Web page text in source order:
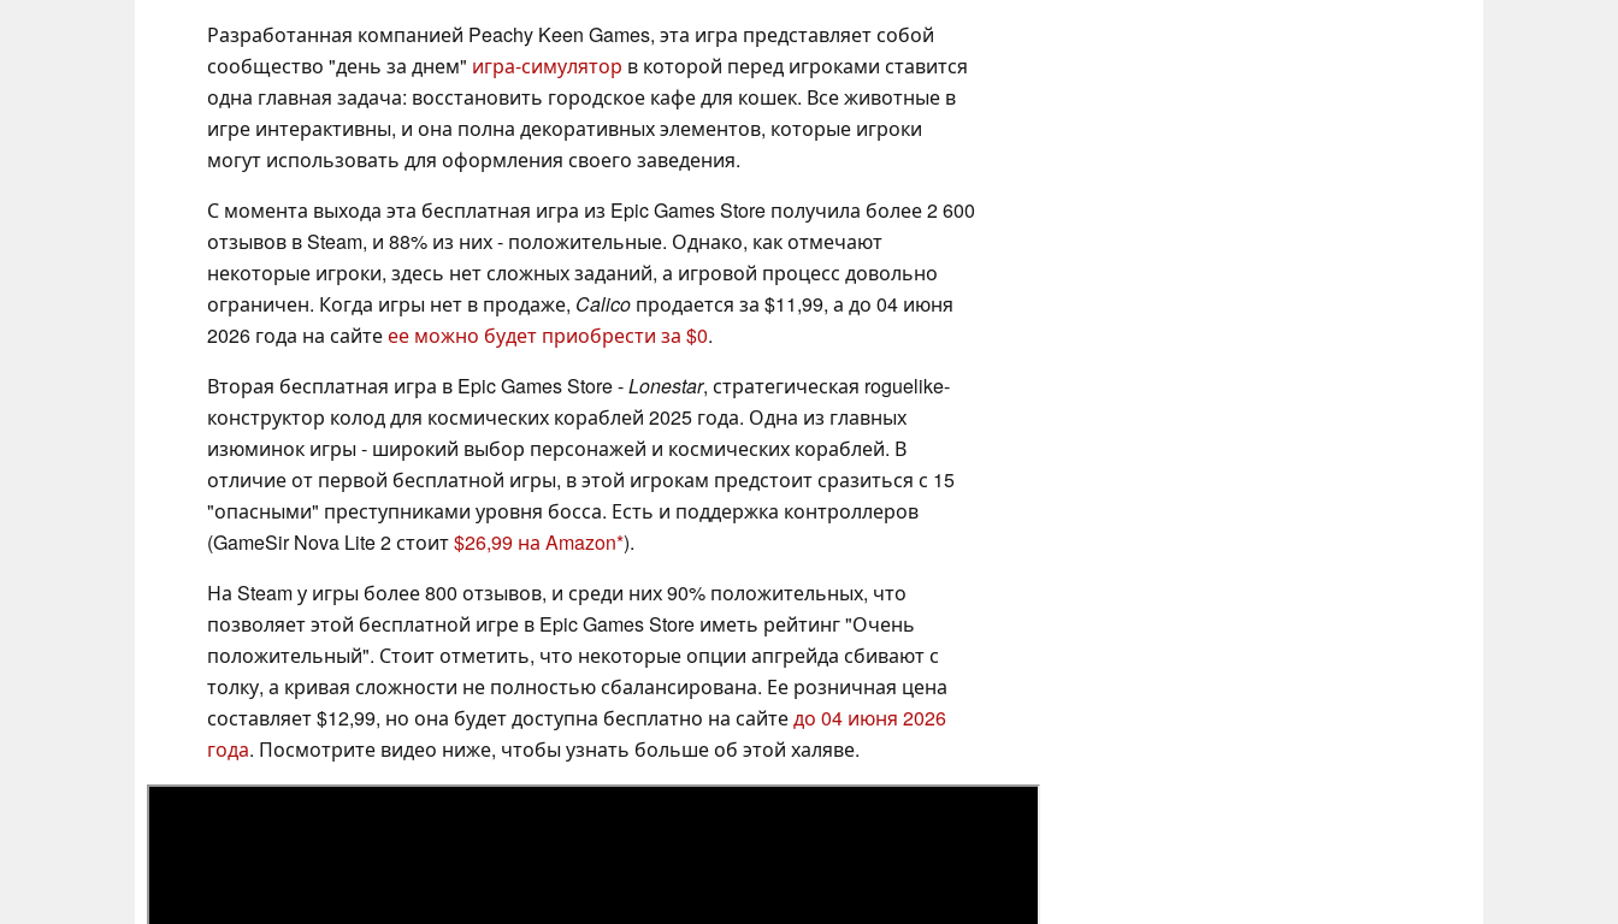
Разработанная компанией Peachy Keen Games, эта игра представляет собой
сообщество "день за днем" игра-симулятор в которой перед игроками ставится
одна главная задача: восстановить городское кафе для кошек. Все животные в
игре интерактивны, и она полна декоративных элементов, которые игроки
могут использовать для оформления своего заведения.
С момента выхода эта бесплатная игра из Epic Games Store получила более 2 600
отзывов в Steam, и 88% из них - положительные. Однако, как отмечают
некоторые игроки, здесь нет сложных заданий, а игровой процесс довольно
ограничен. Когда игры нет в продаже, Calico продается за $11,99, а до 04 июня
2026 года на сайтеее можно будет приобрести за $0.
Вторая бесплатная игра в Epic Games Store -Lonestar, стратегическая roguelike-
конструктор колод для космических кораблей 2025 года. Одна из главных
изюминок игры - широкий выбор персонажей и космических кораблей. В
отличие от первой бесплатной игры, в этой игрокам предстоит сразиться с 15
"опасными" преступниками уровня босса. Есть и поддержка контроллеров
(GameSir Nova Lite 2 стоит$26,99 на Amazon ).
На Steam у игры более 800 отзывов, и среди них 90% положительных, что
позволяет этой бесплатной игре в Epic Games Store иметь рейтинг "Очень
положительный". Стоит отметить, что некоторые опции апгрейда сбивают с
толку, а кривая сложности не полностью сбалансирована. Ее розничная цена
составляет $12,99, но она будет доступна бесплатно на сайтедо 04 июня 2026
года. Посмотрите видео ниже, чтобы узнать больше об этой халяве.